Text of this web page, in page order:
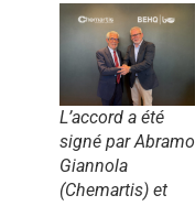
L’accord a été
signé par Abramo
Giannola
(Chemartis) et